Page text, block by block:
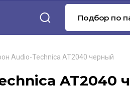
Подбор по
Audio-Technica AT2040 черный
AT2040